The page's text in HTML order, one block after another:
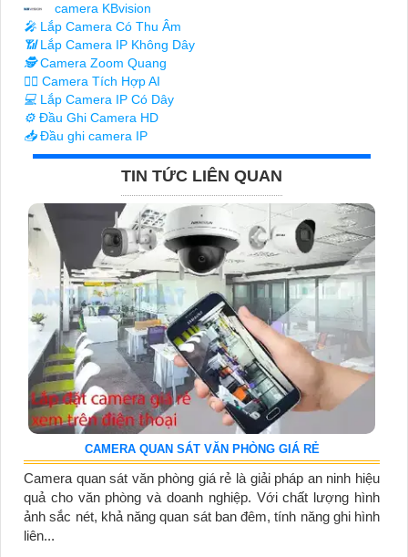
camera KBvision
️🎤️ Lắp Camera Có Thu Âm
📶Lắp Camera IP Không Dây
🕵️Camera Zoom Quang
🧛‍♀️ Camera Tích Hợp AI
💻 Lắp Camera IP Có Dây
⚙️ Đầu Ghi Camera HD
📥Đầu ghi camera IP
TIN TỨC LIÊN QUAN
CAMERA QUAN SÁT VĂN PHÒNG GIÁ RẺ
Camera quan sát văn phòng giá rẻ là giải pháp an ninh hiệu
quả cho văn phòng và doanh nghiệp. Với chất lượng hình
ảnh sắc nét, khả năng quan sát ban đêm, tính năng ghi hình
liên...